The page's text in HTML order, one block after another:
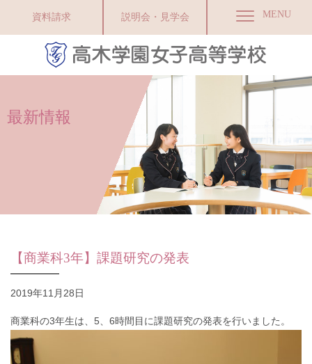
資料請求 説明会・見学会 MENU
最新情報
【商業科3年】課題研究の発表
2019年11月28日
商業科の3年生は、5、6時間目に課題研究の発表を行いました。